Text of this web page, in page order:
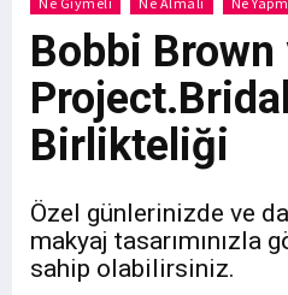
Bobbi Brown
Birlikteliği
Özel günlerinizde ve
makyaj tasarımınızla
sahip olabilirsiniz.